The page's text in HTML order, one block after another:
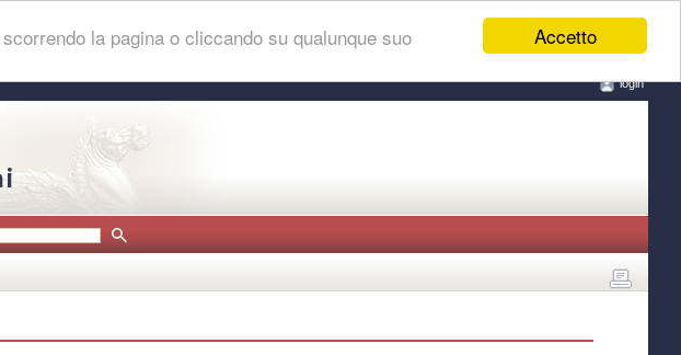
Accetto
la pagina o cliccando su qualunque suo
login